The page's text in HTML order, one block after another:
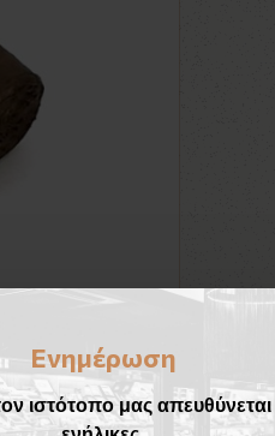
Ενημέρωση
ιστότοπο μας